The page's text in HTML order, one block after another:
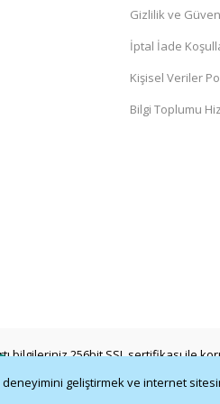
geliştirmek ve internet
Gizlilik ve
İptal İade
Kişisel Veriler
Bilgi Toplumu
bilgileriniz 256bit SSL sertifikası ile